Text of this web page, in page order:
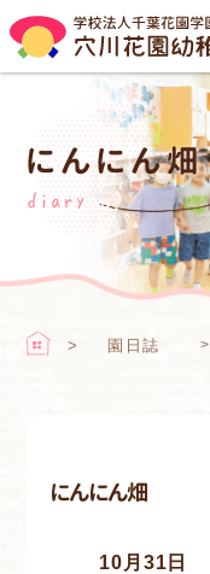
にんにん畑
diary
園日誌 >
にんにん畑
10月31日